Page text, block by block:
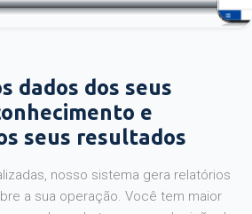
dados dos seus
e
seus resultados
nosso sistema gera relatórios
a sua operação. Você tem maior